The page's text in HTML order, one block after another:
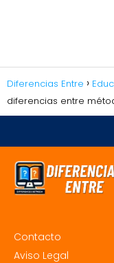
Diferencias Entre
diferencias entre
Contacto
Aviso Legal